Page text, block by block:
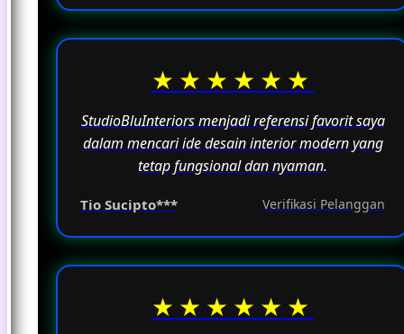
★★★★★★
StudioBluInteriors menjadi referensi favorit saya
dalam mencari ide desain interior modern yang
tetap fungsional dan nyaman.
Tio Sucipto*** Verifikasi Pelanggan
★★★★★★